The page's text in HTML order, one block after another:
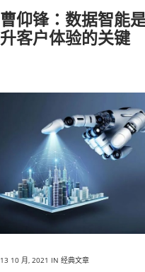
曹仰锋：数据智能
升客户体验的关键
13 10 月, 2021 IN 经典文章